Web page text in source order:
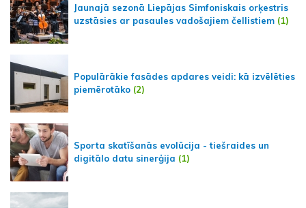
Jaunajā sezonā Liepājas Simfoniskais orķestris
uzstāsies ar pasaules vadošajiem čellistiem (1)
Populārākie fasādes apdares veidi: kā izvēlēties
piemērotāko (2)
Sporta skatīšanās evolūcija - tiešraides un
digitālo datu sinerģija (1)